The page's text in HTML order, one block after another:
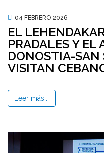
04 FEBRERO 2026
EL
PRADALES Y EL
DONOSTIA-SAN
VISITAN
Leer más...